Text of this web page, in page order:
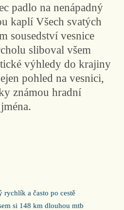
padlo na nenápadný
kaplí Všech svatých
sousedství vesnice
sliboval všem
výhledy do krajiny
pohled na vesnici,
známou hradní
rychlík a často po cestě
si 148 km dlouhou mtb